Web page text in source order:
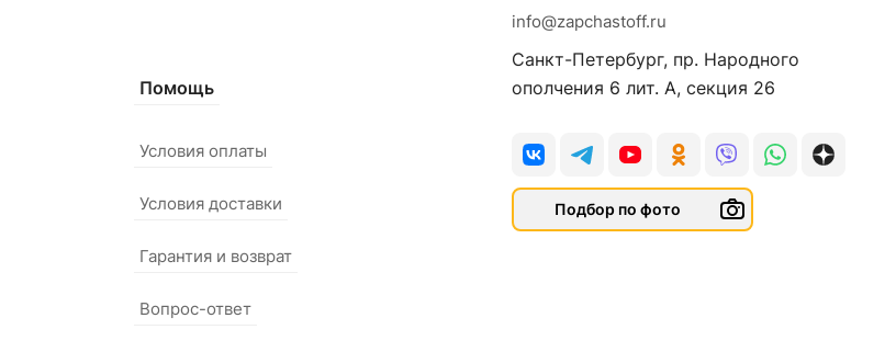
Помощь
Условия оплаты
Условия доставки
Гарантия и возврат
Вопрос-ответ
info@zapchastoff.ru
Санкт-Петербург, пр. Народного
ополчения 6 лит. А, секция 26
Подбор по фото